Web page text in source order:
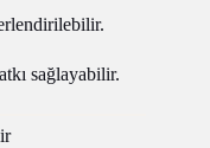
sağlayabilir.